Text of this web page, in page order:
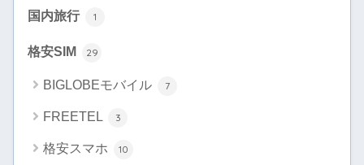
国内旅行 1
格安SIM 29
BIGLOBEモバイル 7
FREETEL 3
格安スマホ 10